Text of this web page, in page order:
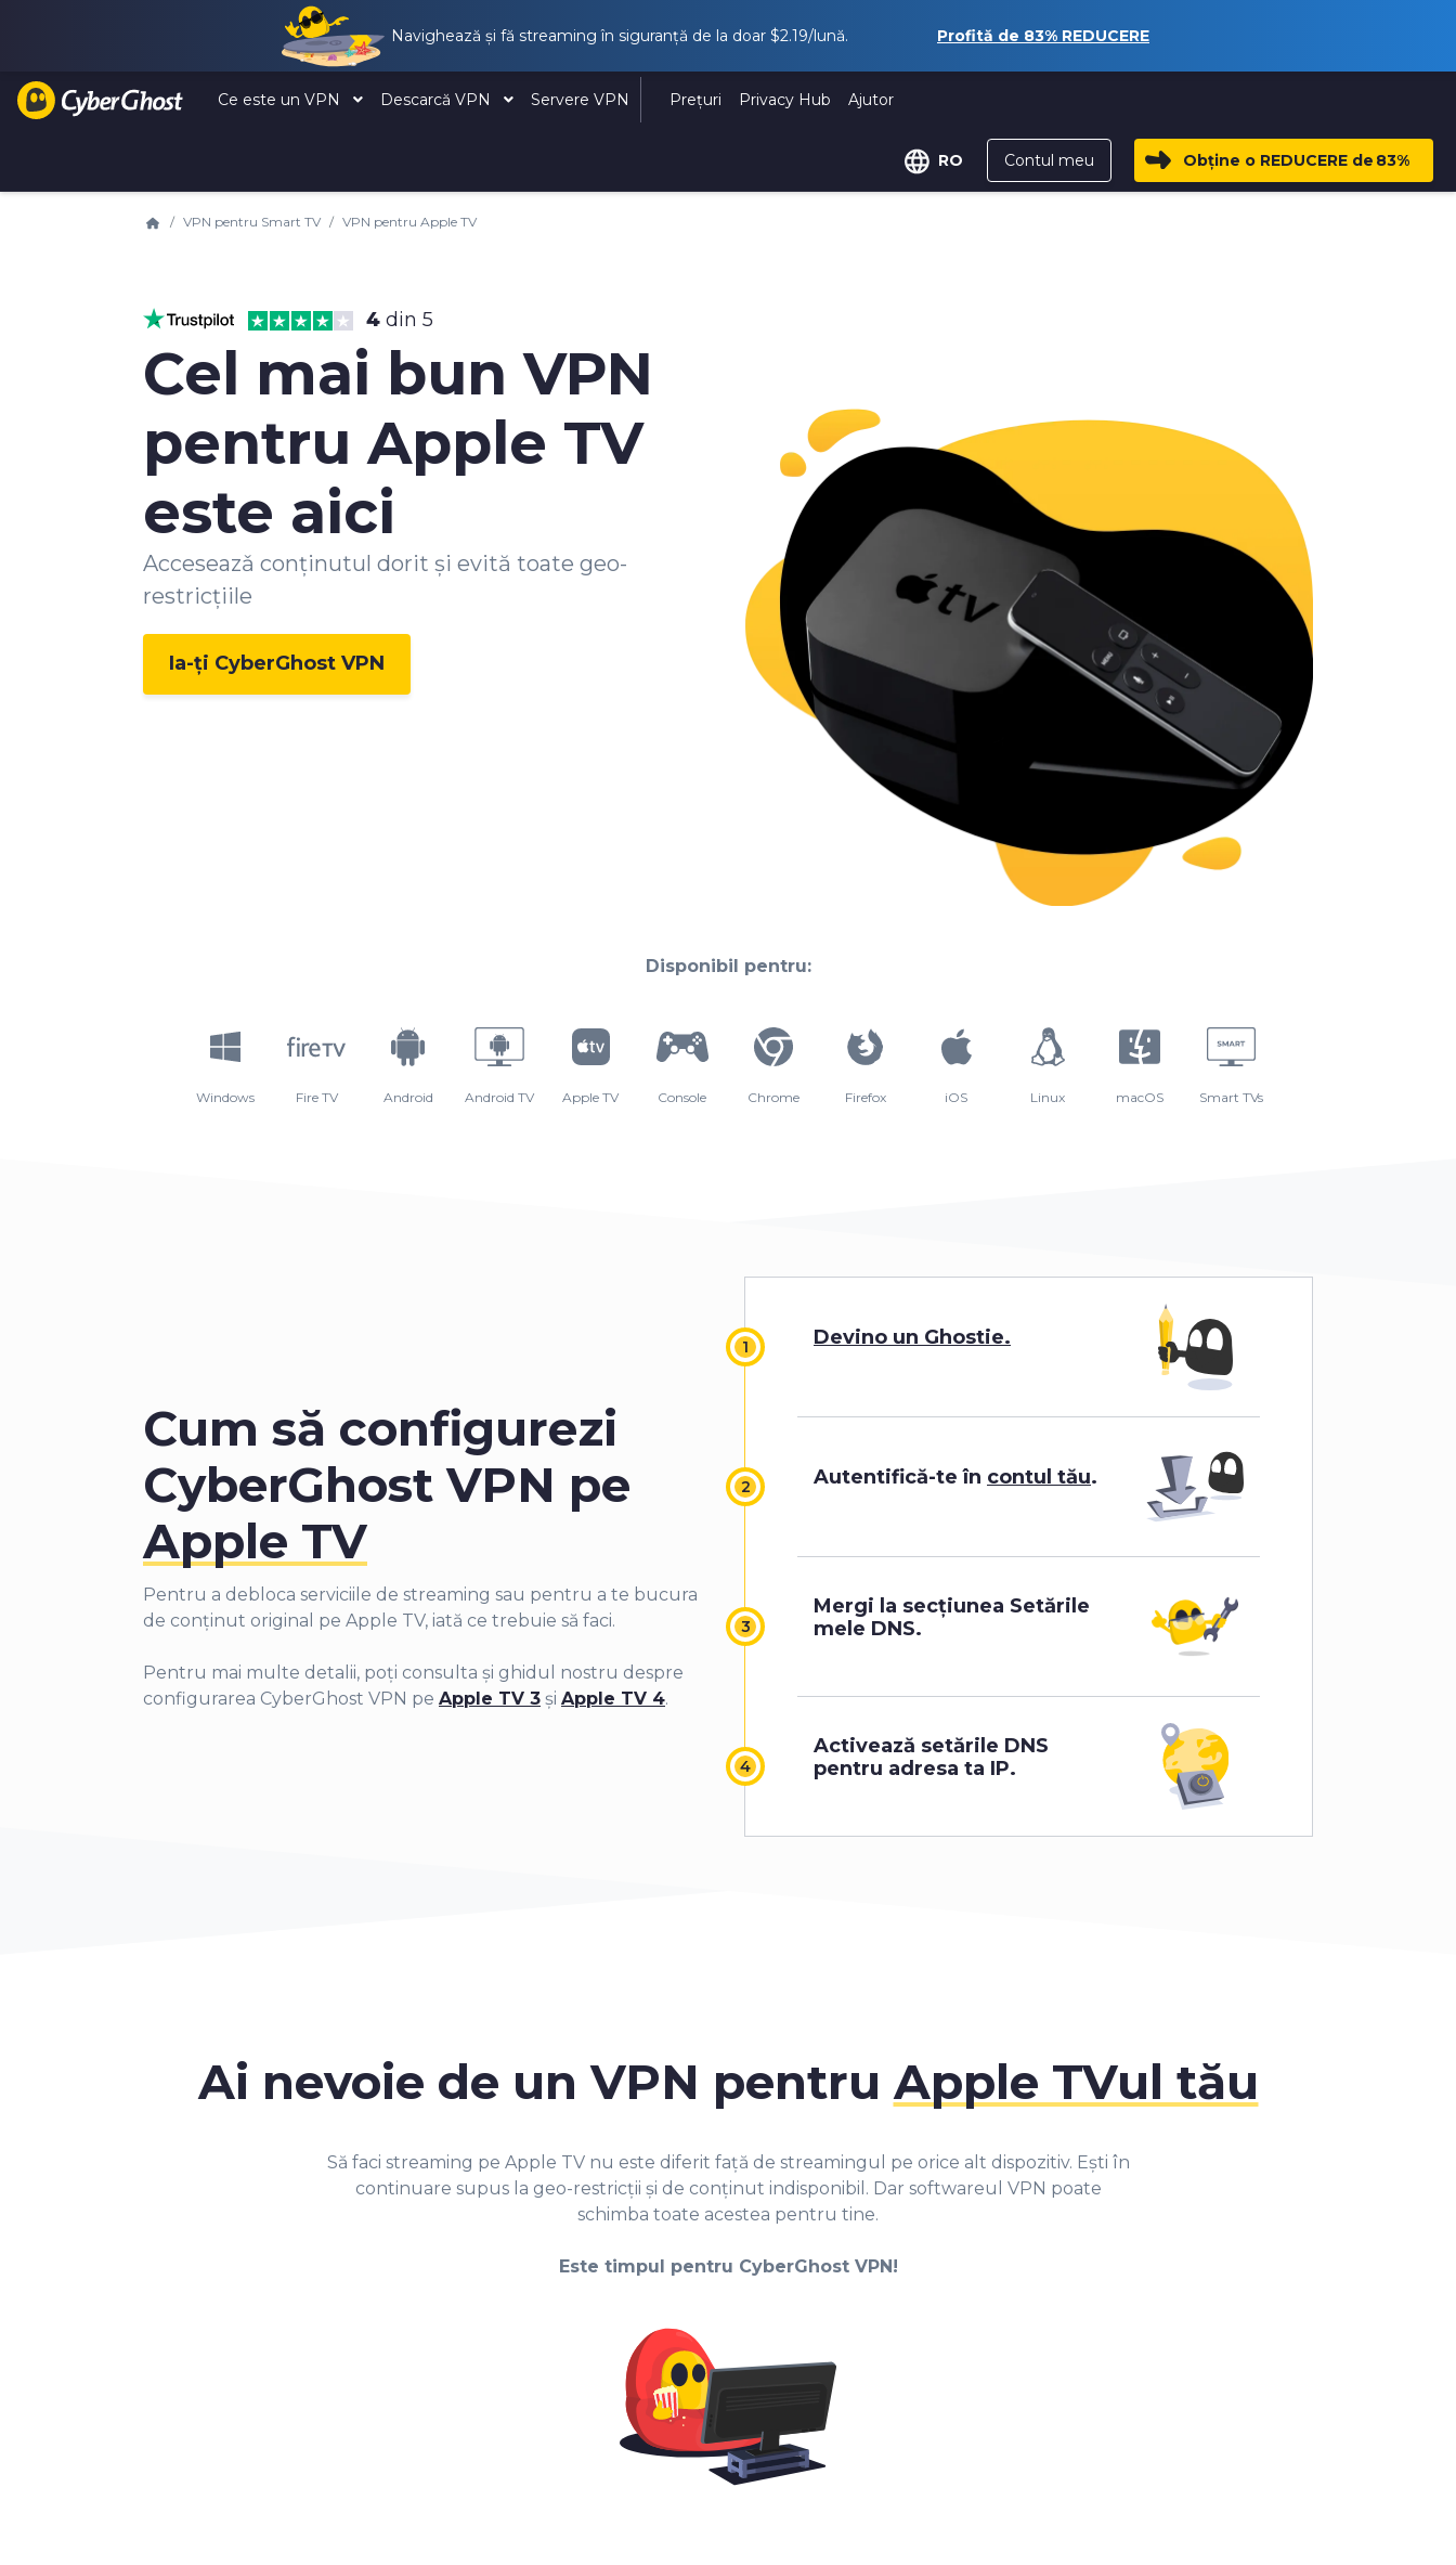
Navighează și fă streaming în siguranță de la doar $2.19/lună. Profită de 83% REDUCERE
Ce este un VPN Descarcă VPN Servere VPN Prețuri Privacy Hub Ajutor
RO Contul meu Obține o REDUCERE de 83%
VPN pentru Smart TV VPN pentru Apple TV
4 din 5
Cel mai bun VPN
pentru Apple TV
este aici
Acceseazǎ conţinutul dorit și evită toate geo-
restricțiile
Ia-ți CyberGhost VPN
Disponibil pentru:
Windows Fire TV Android Android TV Apple TV Console Chrome Firefox iOS Linux macOS Smart TVs
Cum să configurezi
CyberGhost VPN pe
Apple TV
Pentru a debloca serviciile de streaming sau pentru a te bucura
de conținut original pe Apple TV, iată ce trebuie să faci.
Pentru mai multe detalii, poți consulta și ghidul nostru despre
configurarea CyberGhost VPN pe Apple TV 3 și Apple TV 4.
Devino un Ghostie.
Autentifică-te în contul tău.
Mergi la secțiunea Setările
mele DNS.
Activează setările DNS
pentru adresa ta IP.
Ai nevoie de un VPN pentruApple TVul tău
Să faci streaming pe Apple TV nu este diferit față de streamingul pe orice alt dispozitiv. Ești în
continuare supus la geo-restricții și de conținut indisponibil. Dar softwareul VPN poate
schimba toate acestea pentru tine.
Este timpul pentru CyberGhost VPN!